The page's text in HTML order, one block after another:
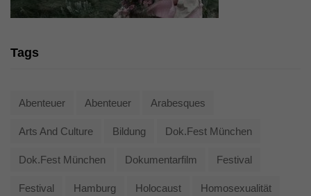
Tags
Abenteuer Abenteuer Arabesques
Arts And Culture Bildung Dok.fest München
Dok.fest München Dokumentarfilm Festival
Festival Hamburg Holocaust Homosexualität